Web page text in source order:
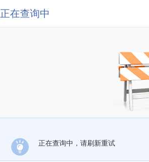
正在查询中
正在查询中，请刷新重试